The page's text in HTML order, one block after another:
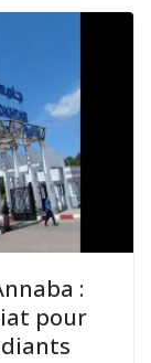
:
pour